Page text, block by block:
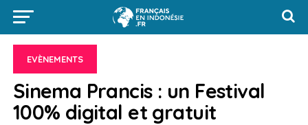
EVÈNEMENTS
Sinema Prancis : un Festival
100% digital et gratuit